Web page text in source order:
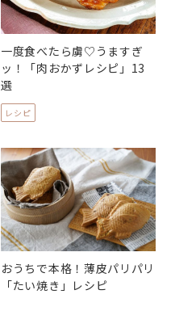
一度食べたら虜♡うますぎ
ッ！「肉おかずレシピ」13
選
レシピ
おうちで本格！薄皮パリパリ
「たい焼き」レシピ